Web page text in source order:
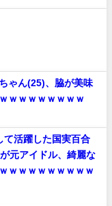
ゃん(25)、脇が美味
ｗｗｗｗｗｗｗｗ
て活躍した国実百合
元アイドル、綺麗な
ｗｗｗｗｗｗｗｗｗ